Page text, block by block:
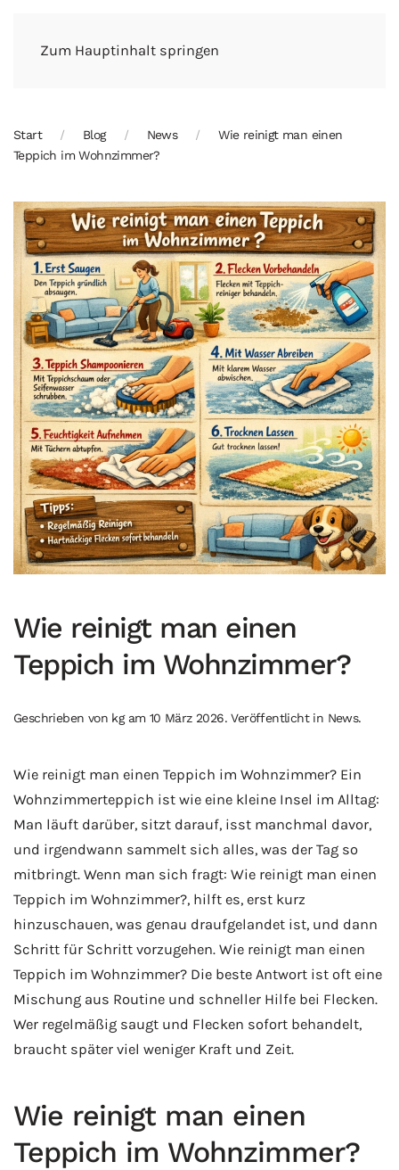
Zum Hauptinhalt springen
Start Blog News
Wie reinigt man einen
Teppich im Wohnzimmer?
Wie reinigt man einen
Teppich im Wohnzimmer?
Geschrieben von kgam 10 März 2026. Veröffentlicht in News.
Wie reinigt man einen Teppich im Wohnzimmer? Ein
Wohnzimmerteppich ist wie eine kleine Insel im Alltag:
Man läuft darüber, sitzt darauf, isst manchmal davor,
und irgendwann sammelt sich alles, was der Tag so
mitbringt. Wenn man sich fragt: Wie reinigt man einen
Teppich im Wohnzimmer?, hilft es, erst kurz
hinzuschauen, was genau draufgelandet ist, und dann
Schritt für Schritt vorzugehen. Wie reinigt man einen
Teppich im Wohnzimmer? Die beste Antwort ist oft eine
Mischung aus Routine und schneller Hilfe bei Flecken.
Wer regelmäßig saugt und Flecken sofort behandelt,
braucht später viel weniger Kraft und Zeit.
Wie reinigt man einen
Teppich im Wohnzimmer?